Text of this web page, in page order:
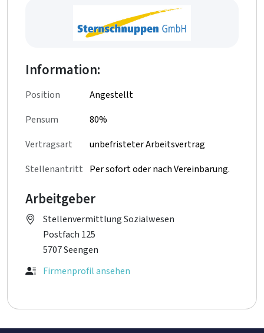
Information:
Position
Angestellt
Pensum
80%
Vertragsart
unbefristeter Arbeitsvertrag
Stellenantritt Per sofort oder nach Vereinbarung.
Arbeitgeber
Stellenvermittlung Sozialwesen
Postfach 125
5707 Seengen
Firmenprofil ansehen